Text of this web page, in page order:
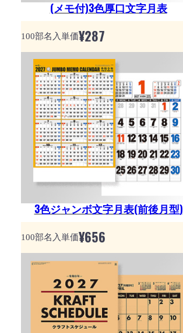
(メモ付)3色厚口文字月表
100部名入単価¥287
3色ジャンボ文字月表(前後月型)
100部名入単価¥656